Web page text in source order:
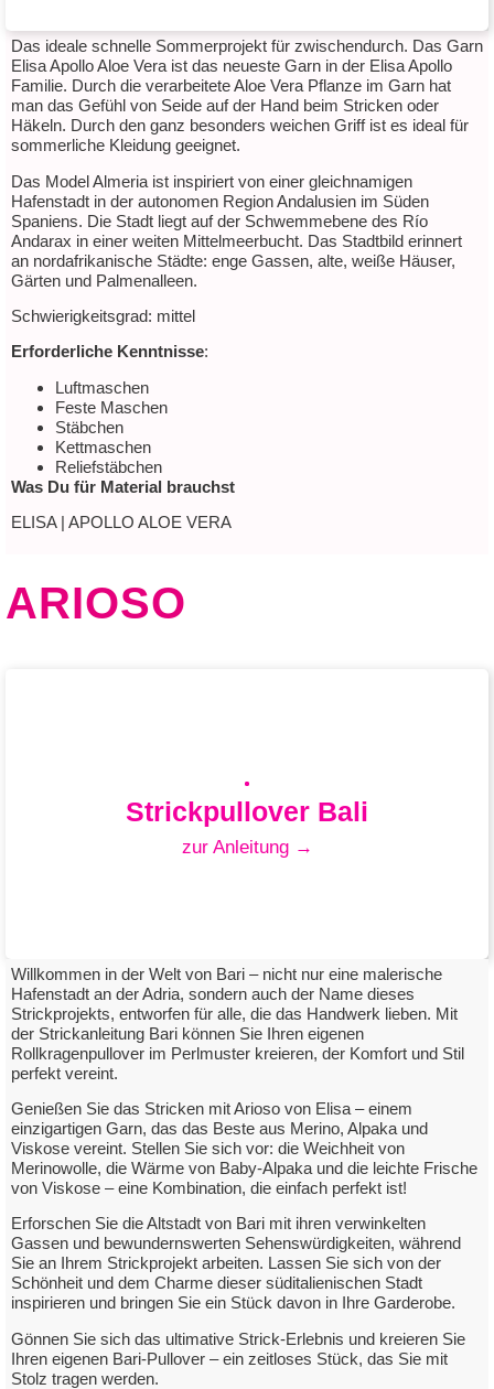
Häkeltop Almeria
zum Downloadlink
Das ideale schnelle Sommerprojekt für zwischendurch. Das Garn
Elisa Apollo Aloe Vera ist das neueste Garn in der Elisa Apollo
Familie. Durch die verarbeitete Aloe Vera Pflanze im Garn hat
man das Gefühl von Seide auf der Hand beim Stricken oder
Häkeln. Durch den ganz besonders weichen Griff ist es ideal für
sommerliche Kleidung geeignet.
Das Model Almeria ist inspiriert von einer gleichnamigen
Hafenstadt in der autonomen Region Andalusien im Süden
Spaniens. Die Stadt liegt auf der Schwemmebene des Río
Andarax in einer weiten Mittelmeerbucht. Das Stadtbild erinnert
an nordafrikanische Städte: enge Gassen, alte, weiße Häuser,
Gärten und Palmenalleen.
Schwierigkeitsgrad: mittel
Erforderliche Kenntnisse:
Luftmaschen
Feste Maschen
Stäbchen
Kettmaschen
Reliefstäbchen
Was Du für Material brauchst
ELISA | APOLLO ALOE VERA
ARIOSO
Strickpullover Bali
zur Anleitung →
Strickpullover Bali
zum Downloadlink
Willkommen in der Welt von Bari – nicht nur eine malerische
Hafenstadt an der Adria, sondern auch der Name dieses
Strickprojekts, entworfen für alle, die das Handwerk lieben. Mit
der Strickanleitung Bari können Sie Ihren eigenen
Rollkragenpullover im Perlmuster kreieren, der Komfort und Stil
perfekt vereint.
Genießen Sie das Stricken mit Arioso von Elisa – einem
einzigartigen Garn, das das Beste aus Merino, Alpaka und
Viskose vereint. Stellen Sie sich vor: die Weichheit von
Merinowolle, die Wärme von Baby-Alpaka und die leichte Frische
von Viskose – eine Kombination, die einfach perfekt ist!
Erforschen Sie die Altstadt von Bari mit ihren verwinkelten
Gassen und bewundernswerten Sehenswürdigkeiten, während
Sie an Ihrem Strickprojekt arbeiten. Lassen Sie sich von der
Schönheit und dem Charme dieser süditalienischen Stadt
inspirieren und bringen Sie ein Stück davon in Ihre Garderobe.
Gönnen Sie sich das ultimative Strick-Erlebnis und kreieren Sie
Ihren eigenen Bari-Pullover – ein zeitloses Stück, das Sie mit
Stolz tragen werden.